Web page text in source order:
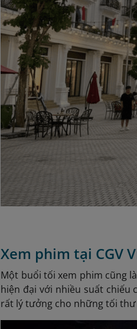
Xem phim tại CGV
Một buổi tối xem phim cũng
hiện đại với nhiều suất chiếu
rất lý tưởng cho những tối thư